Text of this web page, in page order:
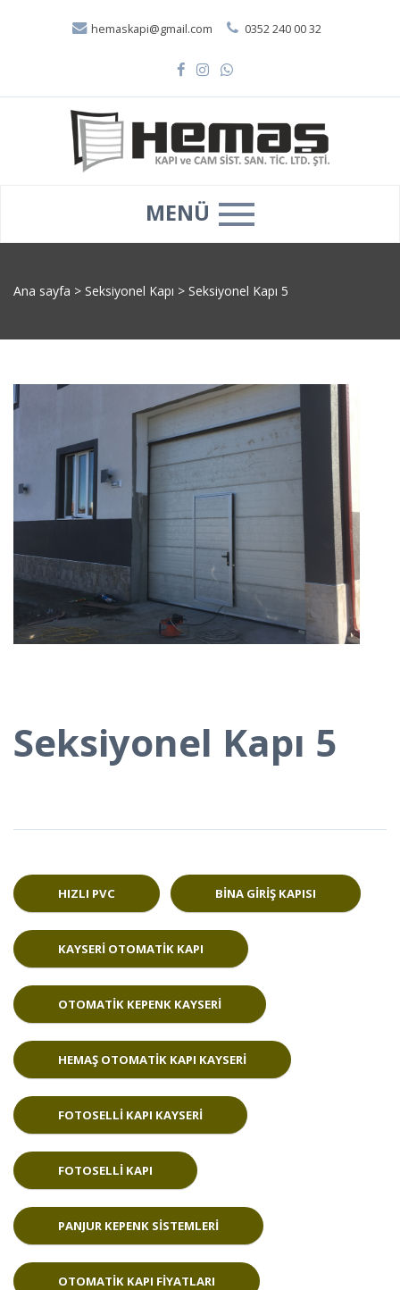
hemaskapi@gmail.com 0352 240 00 32
MENÜ
Ana sayfa > Seksiyonel Kapı > Seksiyonel Kapı 5
Seksiyonel Kapı 5
HIZLI PVC BINA GIRIŞ KAPISI
KAYSERI OTOMATIK KAPI
OTOMATIK KEPENK KAYSERI
HEMAŞ OTOMATIK KAPI KAYSERI
FOTOSELLI KAPI KAYSERI
FOTOSELLI KAPI
PANJUR KEPENK SISTEMLERI
OTOMATIK KAPI FIYATLARI